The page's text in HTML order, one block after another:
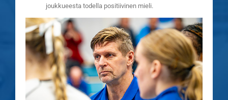
joukkueesta todella positiivinen mieli.